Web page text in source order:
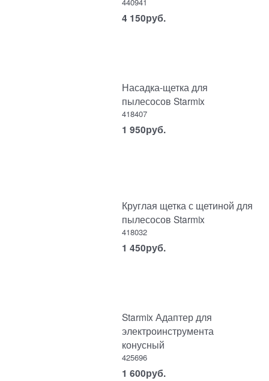
4 150руб.
Насадка-щетка для
пылесосов Starmix
418407
1 950руб.
Круглая щетка с щетиной для
пылесосов Starmix
418032
1 450руб.
Starmix Адаптер для
электроинструмента
конусный
425696
1 600руб.